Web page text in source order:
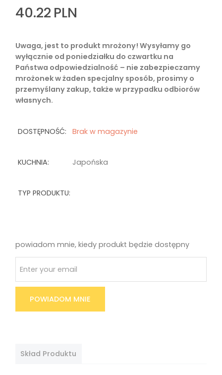
40.22 PLN
Uwaga, jest to produkt mrożony! Wysyłamy go
wyłącznie od poniedziałku do czwartku na
Państwa odpowiedzialność – nie zabezpieczamy
mrożonek w żaden specjalny sposób, prosimy o
przemyślany zakup, także w przypadku odbiorów
własnych.
DOSTĘPNOŚĆ: Brak w magazynie
KUCHNIA: Japońska
TYP PRODUKTU:
powiadom mnie, kiedy produkt będzie dostępny
POWIADOM MNIE
Skład Produktu